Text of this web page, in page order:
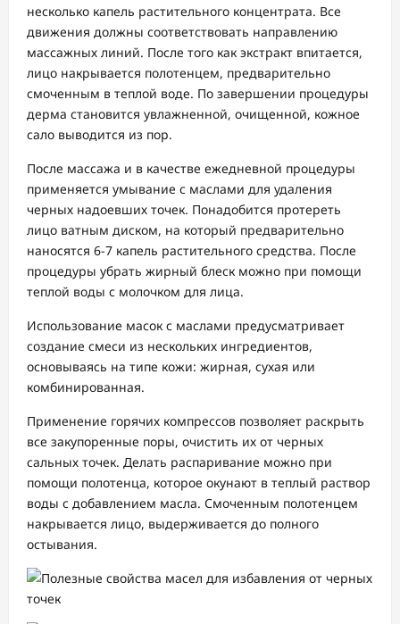
несколько капель растительного концентрата. Все
движения должны соответствовать направлению
массажных линий. После того как экстракт впитается,
лицо накрывается полотенцем, предварительно
смоченным в теплой воде. По завершении процедуры
дерма становится увлажненной, очищенной, кожное
сало выводится из пор.
После массажа и в качестве ежедневной процедуры
применяется умывание с маслами для удаления
черных надоевших точек. Понадобится протереть
лицо ватным диском, на который предварительно
наносятся 6-7 капель растительного средства. После
процедуры убрать жирный блеск можно при помощи
теплой воды с молочком для лица.
Использование масок с маслами предусматривает
создание смеси из нескольких ингредиентов,
основываясь на типе кожи: жирная, сухая или
комбинированная.
Применение горячих компрессов позволяет раскрыть
все закупоренные поры, очистить их от черных
сальных точек. Делать распаривание можно при
помощи полотенца, которое окунают в теплый раствор
воды с добавлением масла. Смоченным полотенцем
накрывается лицо, выдерживается до полного
остывания.